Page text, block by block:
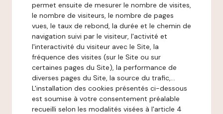
permet ensuite de mesurer le nombre de visites,
le nombre de visiteurs, le nombre de pages
vues, le taux de rebond, la durée et le chemin de
navigation suivi par le visiteur, l'activité et
l'interactivité du visiteur avec le Site, la
fréquence des visites (sur le Site ou sur
certaines pages du Site), la performance de
diverses pages du Site, la source du trafic,...
L'installation des cookies présentés ci-dessous
est soumise à votre consentement préalable
recueilli selon les modalités visées à l'article 4